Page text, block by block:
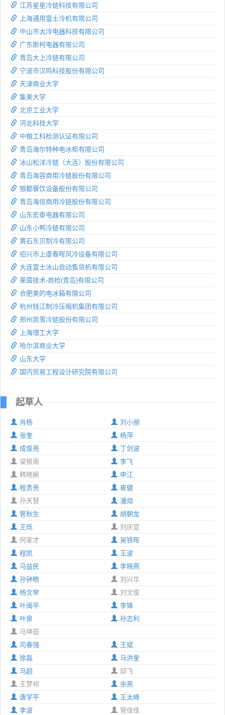
江苏星星冷链科技有限公司
上海通用富士冷机有限公司
中山市太冷电器科技有限公司
广东斯柯电器有限公司
青岛大上冷链有限公司
宁波市汉鸣科技股份有限公司
天津商业大学
集美大学
北京工业大学
河北科技大学
中粮工科检测认证有限公司
青岛海尔特种电冰柜有限公司
冰山松洋冷链（大连）股份有限公司
青岛海容商用冷链股份有限公司
银都餐饮设备股份有限公司
青岛海信商用冷链股份有限公司
山东宏泰电器有限公司
山东小鸭冷链有限公司
黄石东贝制冷有限公司
绍兴市上虞春晖风冷设备有限公司
大连富士冰山自动售货机有限公司
莱茵技术-商检(青岛)有限公司
合肥美的电冰箱有限公司
杭州钱江制冷压缩机集团有限公司
郑州凯雪冷链股份有限公司
上海理工大学
哈尔滨商业大学
山东大学
国内贸易工程设计研究院有限公司
起草人
肖杨
刘小朋
张奎
杨萍
成俊亮
丁剑波
梁振南
李飞
韩晓婉
申江
程贵亮
崔健
孙天慧
潘烜
管秋生
胡朝龙
王烁
刘庆宣
何家才
吴铁晖
程凯
王波
马益民
李晓燕
孙钟皓
刘兴华
杨文举
刘文俊
叶闽平
李锋
叶泉
孙志利
马坤茹
司春强
王斌
徐磊
马洪奎
马超
邱飞
王梦祁
余燕
唐学平
王太峰
李波
管佳佳